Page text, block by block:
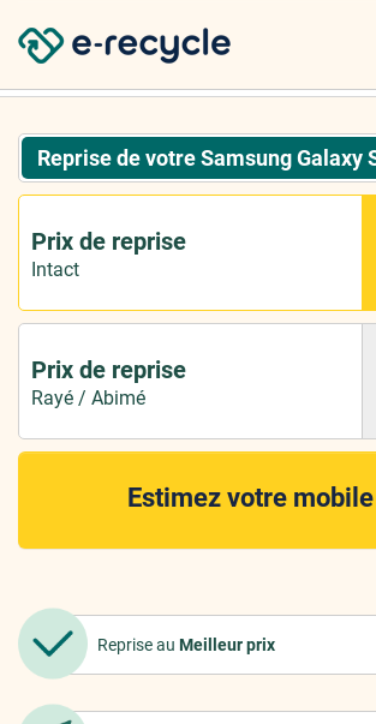
Reprise de votre Samsung Galaxy
Prix de reprise
Intact
Prix de reprise
Rayé / Abimé
Estimez votre mobile
Reprise au Meilleur prix